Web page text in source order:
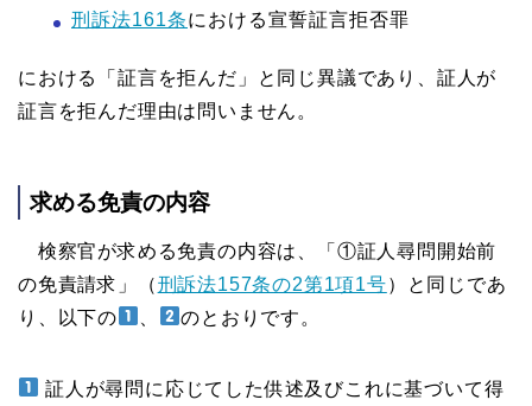
刑訴法161条における宣誓証言拒否罪
における「証言を拒んだ」と同じ異議であり、証人が
証言を拒んだ理由は問いません。
求める免責の内容
検察官が求める免責の内容は、「①証人尋問開始前
の免責請求」（刑訴法157条の2第1項1号）と同じであ
り、以下の
のとおりです。
証人が尋問に応じてした供述及びこれに基づいて得